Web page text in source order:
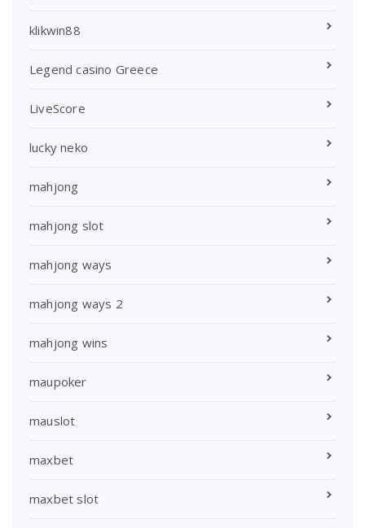
klikwin88
Legend casino Greece
LiveScore
lucky neko
mahjong
mahjong slot
mahjong ways
mahjong ways 2
mahjong wins
maupoker
mauslot
maxbet
maxbet slot